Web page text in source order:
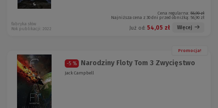
Cena regularna: 56,90 zł
Najniższa cena z 30 dni przed obniżką: 56,90 zł
Już od: 54,05 zł Więcej
fabryka słów
Rok publikacji: 2022
Promocja!
-5 % Narodziny Floty Tom 3 Zwycięstwo
Jack Campbell